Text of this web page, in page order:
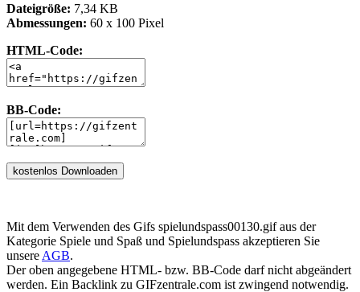
Dateigröße: 7,34 KB
Abmessungen: 60 x 100 Pixel
HTML-Code:
BB-Code:
Mit dem Verwenden des Gifs spielundspass00130.gif aus der
Kategorie Spiele und Spaß und Spielundspass akzeptieren Sie
unsere AGB.
Der oben angegebene HTML- bzw. BB-Code darf nicht abgeändert
werden. Ein Backlink zu GIFzentrale.com ist zwingend notwendig.